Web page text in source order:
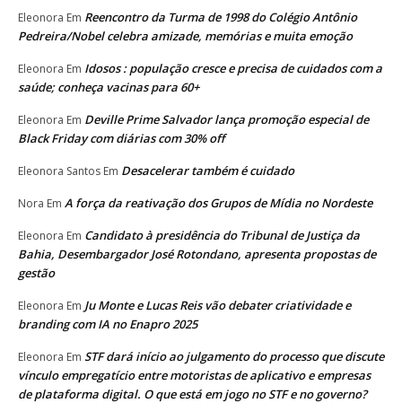
Eleonora Em Reencontro da Turma de 1998 do Colégio Antônio
Pedreira/Nobel celebra amizade, memórias e muita emoção
Eleonora Em Idosos : população cresce e precisa de cuidados com a
saúde; conheça vacinas para 60+
Eleonora Em Deville Prime Salvador lança promoção especial de
Black Friday com diárias com 30% off
Eleonora Santos Em Desacelerar também é cuidado
Nora Em A força da reativação dos Grupos de Mídia no Nordeste
Eleonora Em Candidato à presidência do Tribunal de Justiça da
Bahia, Desembargador José Rotondano, apresenta propostas de
gestão
Eleonora Em Ju Monte e Lucas Reis vão debater criatividade e
branding com IA no Enapro 2025
Eleonora Em STF dará início ao julgamento do processo que discute
vínculo empregatício entre motoristas de aplicativo e empresas
de plataforma digital. O que está em jogo no STF e no governo?